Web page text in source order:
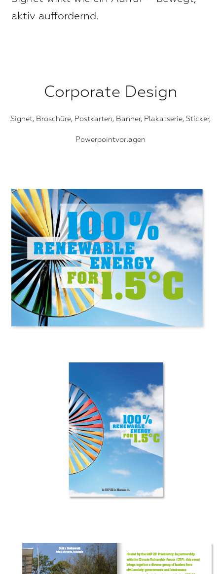
aktiv auffordernd.
Corporate Design
Signet, Broschüre, Postkarten, Banner, Plakatserie, Sticker,
Powerpointvorlagen